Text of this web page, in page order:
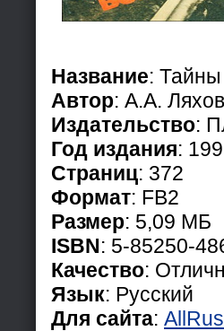
Название:
Автор: А.А.
Издательство:
Год издания:
Страниц: 372
Формат: FB2
Размер: 5,09 МБ
ISBN: 5-85250-
Качество:
Язык: Русский
Для сайта: